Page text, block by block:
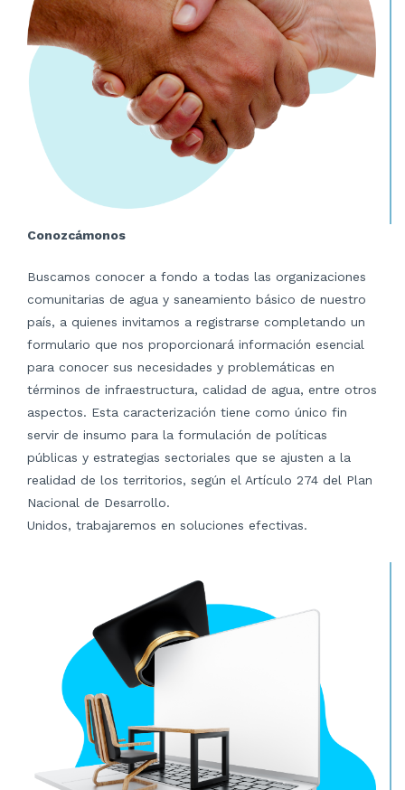
Conozcámonos
Buscamos conocer a fondo a todas las organizaciones
comunitarias de agua y saneamiento básico de nuestro
país, a quienes invitamos a registrarse completando un
formulario que nos proporcionará información esencial
para conocer sus necesidades y problemáticas en
términos de infraestructura, calidad de agua, entre otros
aspectos. Esta caracterización tiene como único fin
servir de insumo para la formulación de políticas
públicas y estrategias sectoriales que se ajusten a la
realidad de los territorios, según el Artículo 274 del Plan
Nacional de Desarrollo.
Unidos, trabajaremos en soluciones efectivas.